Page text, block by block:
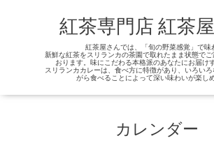
紅茶専門店 紅茶
紅茶屋さんでは、「旬の野菜感覚」で味
新鮮な紅茶をスリランカの茶園で取れたまま状態で
おります。味にこだわる本格派のあなたにお届け
スリランカカレーは、食べ方に特徴があり、いろい
がら食べることによって深い味わいが楽し
カレンダー